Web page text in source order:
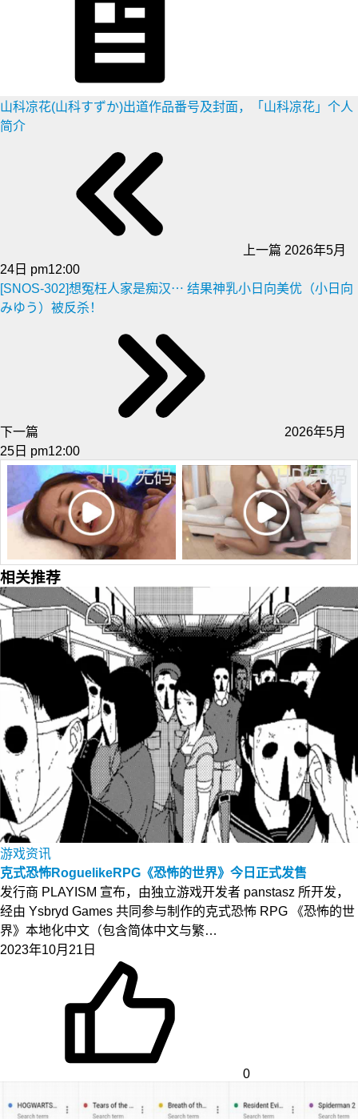
山科凉花(山科すずか)出道作品番号及封面，「山科凉花」个人
简介
上一篇 2026年5月
24日 pm12:00
[SNOS-302]想冤枉人家是痴汉⋯ 结果神乳小日向美优（小日向
みゆう）被反杀！
下一篇
2026年5月
25日 pm12:00
相关推荐
游戏资讯
克式恐怖RoguelikeRPG《恐怖的世界》今日正式发售
发行商 PLAYISM 宣布，由独立游戏开发者 panstasz 所开发，
经由 Ysbryd Games 共同参与制作的克式恐怖 RPG 《恐怖的世
界》本地化中文（包含简体中文与繁…
2023年10月21日
0